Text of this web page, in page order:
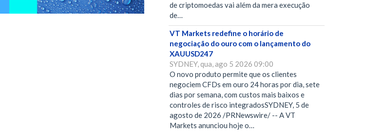
de criptomoedas vai além da mera execução
de…
VT Markets redefine o horário de
negociação do ouro com o lançamento do
XAUUSD247
SYDNEY, qua, ago 5 2026 09:00
O novo produto permite que os clientes
negociem CFDs em ouro 24 horas por dia, sete
dias por semana, com custos mais baixos e
controles de risco integradosSYDNEY, 5 de
agosto de 2026 /PRNewswire/ -- A VT
Markets anunciou hoje o…